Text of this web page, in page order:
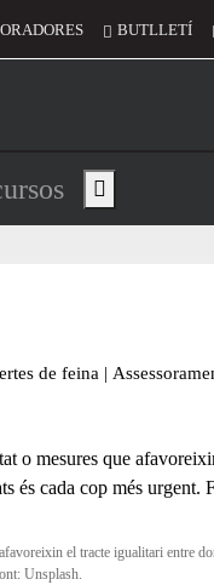
BUTLLETÍ
deShow main menu
de feina |
el tracte igualitari entre
Unsplash.